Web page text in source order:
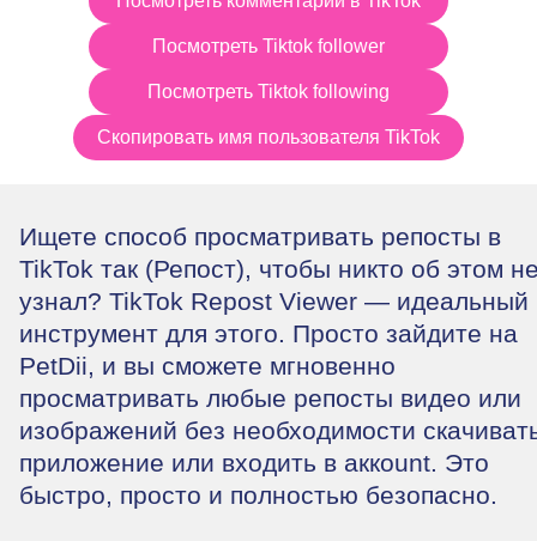
Посмотреть Tiktok follower
Посмотреть Tiktok following
Скопировать имя пользователя TikTok
Ищете способ просматривать репосты в
TikTok так (Репост), чтобы никто об этом
узнал? TikTok Repost Viewer — идеальный
инструмент для этого. Просто зайдите на
PetDii, и вы сможете мгновенно
просматривать любые репосты видео или
изображений без необходимости
приложение или входить в аккount. Это
быстро, просто и полностью безопасно.